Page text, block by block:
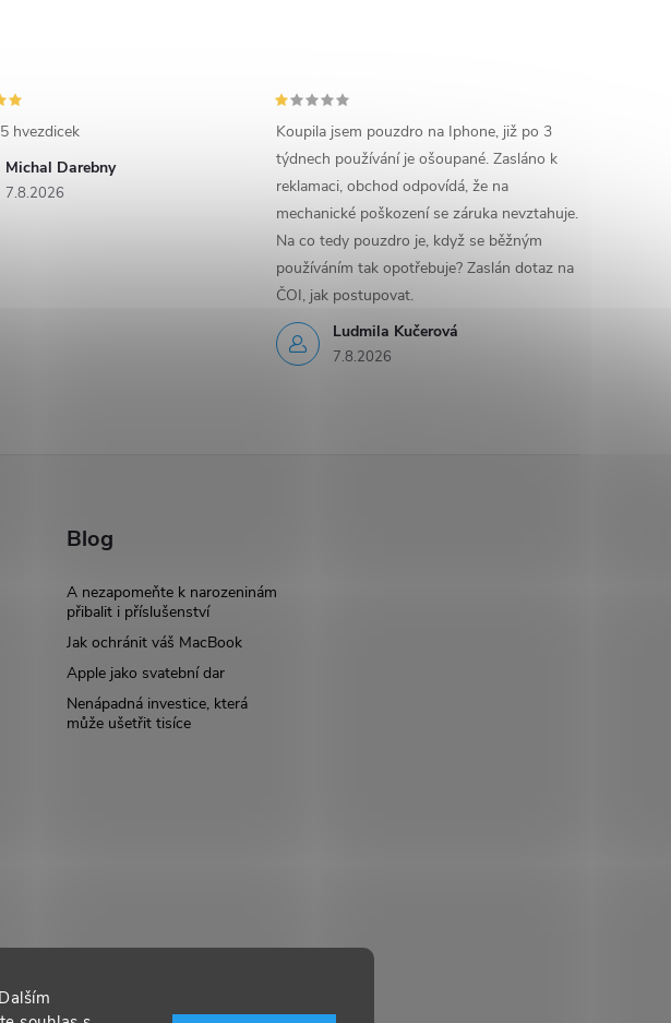
Michal Darebny
7.8.2026
hvezdicek
Ludmila Kučerová
7.8.2026
Koupila jsem pouzdro na Iphone, již po 3
týdnech používání je ošoupané. Zasláno k
reklamaci, obchod odpovídá, že na
mechanické poškození se záruka nevztahuje.
Na co tedy pouzdro je, když se běžným
používáním tak opotřebuje? Zaslán dotaz na
ČOI, jak postupovat.
Blog
A nezapomeňte k narozeninám
přibalit i příslušenství
Jak ochránit váš MacBook
Apple jako svatební dar
Nenápadná investice, která
může ušetřit tisíce